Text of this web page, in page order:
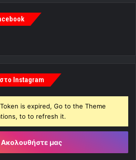
Instagram
is expired, Go to the Theme
to to refresh it.
μας